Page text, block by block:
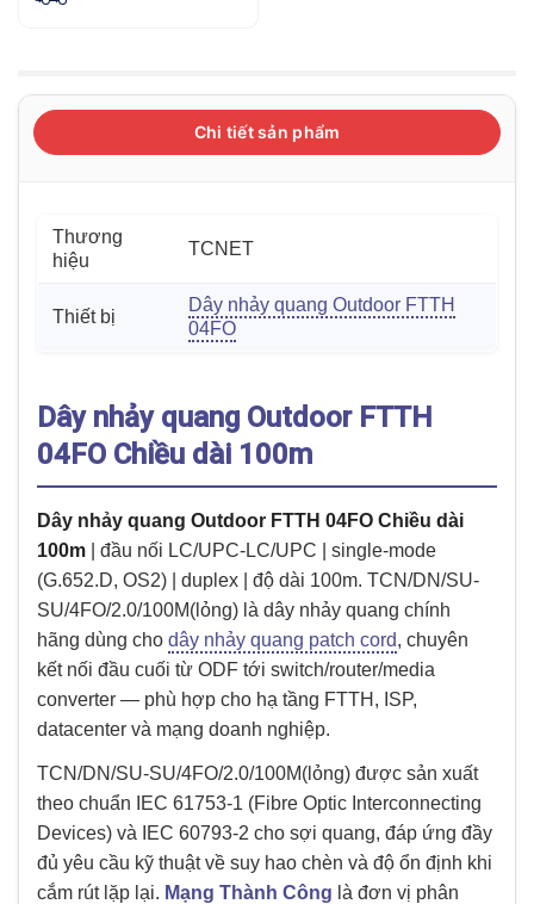
Chi tiết sản phẩm
Thương
hiệu
TCNET
Thiết bị
Dây nhảy quang Outdoor FTTH
04FO
Dây nhảy quang Outdoor FTTH
04FO Chiều dài 100m
Dây nhảy quang Outdoor FTTH 04FO Chiều dài
100m | đầu nối LC/UPC-LC/UPC | single-mode
(G.652.D, OS2) | duplex | độ dài 100m. TCN/DN/SU-
SU/4FO/2.0/100M(lỏng) là dây nhảy quang chính
hãng dùng cho dây nhảy quang patch cord, chuyên
kết nối đầu cuối từ ODF tới switch/router/media
converter — phù hợp cho hạ tầng FTTH, ISP,
datacenter và mạng doanh nghiệp.
TCN/DN/SU-SU/4FO/2.0/100M(lỏng) được sản xuất
theo chuẩn IEC 61753-1 (Fibre Optic Interconnecting
Devices) và IEC 60793-2 cho sợi quang, đáp ứng đầy
đủ yêu cầu kỹ thuật về suy hao chèn và độ ổn định khi
cắm rút lặp lại. Mạng Thành Công là đơn vị phân